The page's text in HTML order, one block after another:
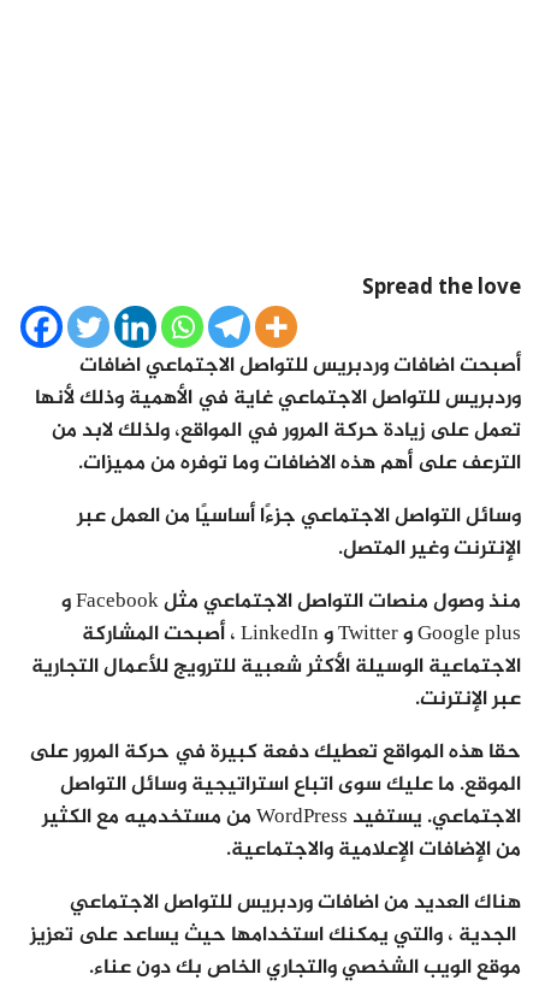
Spread the love
أصبحت اضافات وردبريس للتواصل الاجتماعي اضافات
وردبريس للتواصل الاجتماعي غاية في الأهمية وذلك لأنها
تعمل على زيادة حركة المرور في المواقع، ولذلك لابد من
الترعف على أهم هذه الاضافات وما توفره من مميزات.
وسائل التواصل الاجتماعي جزءًا أساسيًا من العمل عبر
الإنترنت وغير المتصل.
منذ وصول منصات التواصل الاجتماعي مثل Facebook و
Google plus و Twitter و LinkedIn ، أصبحت المشاركة
الاجتماعية الوسيلة الأكثر شعبية للترويج للأعمال التجارية
عبر الإنترنت.
حقا هذه المواقع تعطيك دفعة كبيرة في حركة المرور على
الموقع. ما عليك سوى اتباع استراتيجية وسائل التواصل
الاجتماعي. يستفيد WordPress من مستخدميه مع الكثير
من الإضافات الإعلامية والاجتماعية.
هناك العديد من اضافات وردبريس للتواصل الاجتماعي
الجدية ، والتي يمكنك استخدامها حيث يساعد على تعزيز
موقع الويب الشخصي والتجاري الخاص بك دون عناء.